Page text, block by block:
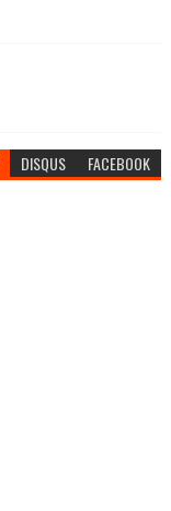
DISQUS FACEBOOK